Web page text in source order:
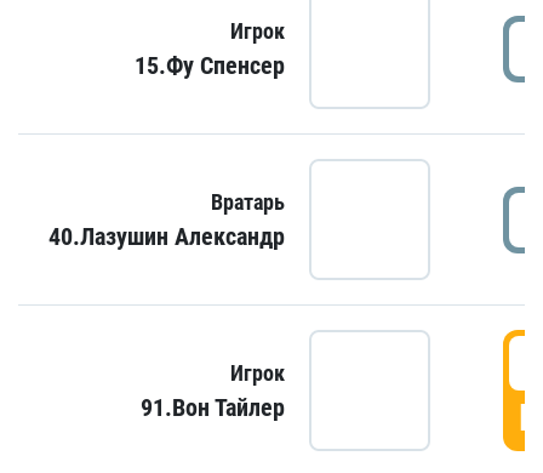
Игрок
15.Фу Спенсер
Вратарь
40.Лазушин Александр
Игрок
91.Вон Тайлер